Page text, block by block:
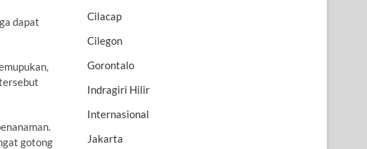
dapat
gotong
Cilacap
Cilegon
Gorontalo
Indragiri Hilir
Internasional
Jakarta